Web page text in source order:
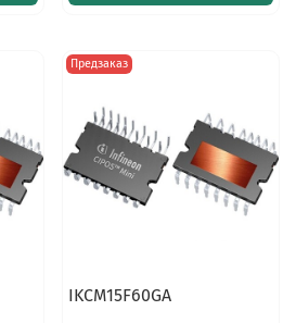
Предзаказ
IKCM15F60GA